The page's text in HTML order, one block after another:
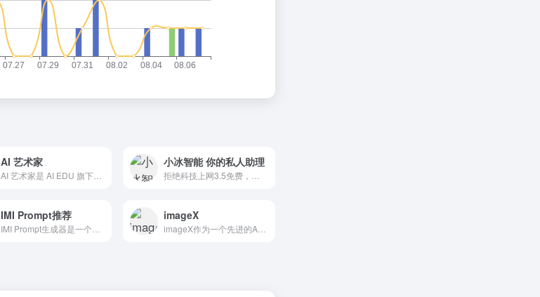
AI 艺术家
AI 艺术家是 AI EDU 旗下的一款充满创意灵感的AI绘画产品，这款工具十分简单易用，帮助用户轻松实现画家的梦想。
小冰智能 你的私人助理
IMI Prompt推荐 imageX